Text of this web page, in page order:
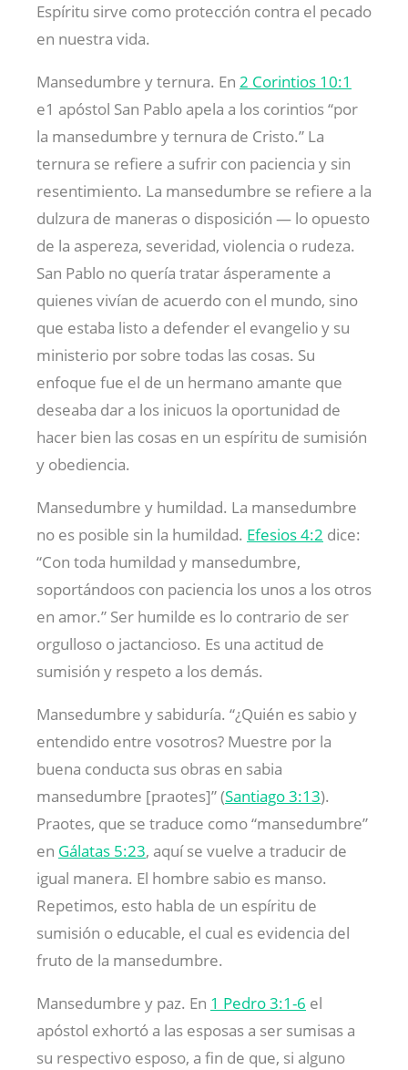
Espíritu sirve como protección contra el pecado
en nuestra vida.
Mansedumbre y ternura. En 2 Corintios 10:1
e1 apóstol San Pablo apela a los corintios “por
la mansedumbre y ternura de Cristo.” La
ternura se refiere a sufrir con paciencia y sin
resentimiento. La mansedumbre se refiere a la
dulzura de maneras o disposición — lo opuesto
de la aspereza, severidad, violencia o rudeza.
San Pablo no quería tratar ásperamente a
quienes vivían de acuerdo con el mundo, sino
que estaba listo a defender el evangelio y su
ministerio por sobre todas las cosas. Su
enfoque fue el de un hermano amante que
deseaba dar a los inicuos la oportunidad de
hacer bien las cosas en un espíritu de sumisión
y obediencia.
Mansedumbre y humildad. La mansedumbre
no es posible sin la humildad. Efesios 4:2 dice:
“Con toda humildad y mansedumbre,
soportándoos con paciencia los unos a los otros
en amor.” Ser humilde es lo contrario de ser
orgulloso o jactancioso. Es una actitud de
sumisión y respeto a los demás.
Mansedumbre y sabiduría. “¿Quién es sabio y
entendido entre vosotros? Muestre por la
buena conducta sus obras en sabia
mansedumbre [praotes]” (Santiago 3:13).
Praotes, que se traduce como “mansedumbre”
en Gálatas 5:23, aquí se vuelve a traducir de
igual manera. El hombre sabio es manso.
Repetimos, esto habla de un espíritu de
sumisión o educable, el cual es evidencia del
fruto de la mansedumbre.
Mansedumbre y paz. En 1 Pedro 3:1-6 el
apóstol exhortó a las esposas a ser sumisas a
su respectivo esposo, a fin de que, si alguno